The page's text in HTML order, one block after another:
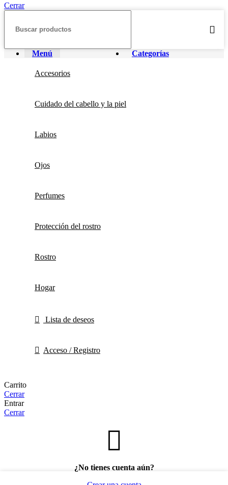
Cerrar
Menú Categorías
Accesorios
Cuidado del cabello y la piel
Labios
Ojos
Perfumes
Protección del rostro
Rostro
Hogar
Lista de deseos
Acceso / Registro
Carrito
Cerrar
Entrar
Cerrar
¿No tienes cuenta aún?